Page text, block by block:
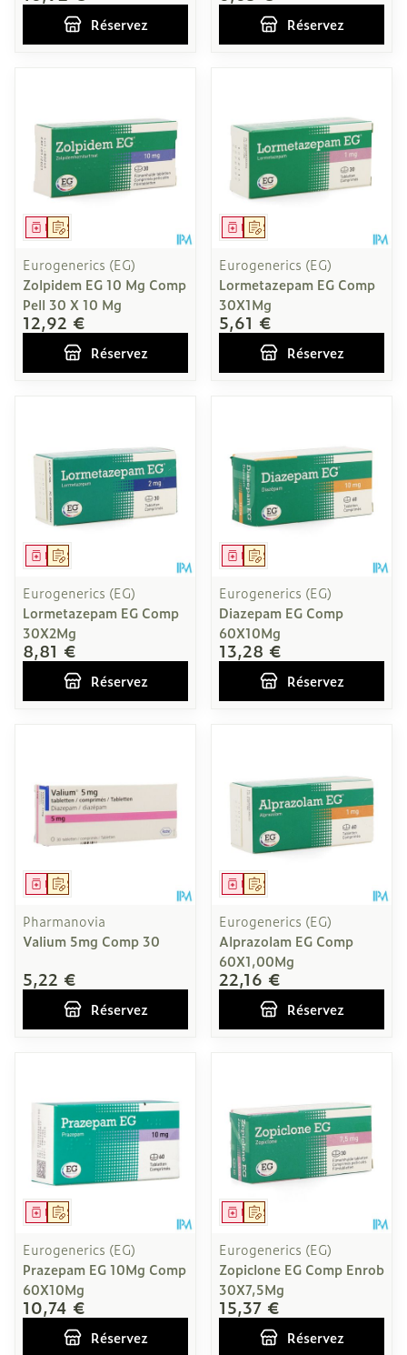
Réservez Réservez
Sur prescription
Médicament
Eurogenerics (EG)
Zolpidem EG 10 Mg Comp
Pell 30 X 10 Mg
12,92 €
Réservez
Sur prescription
Médicament
Eurogenerics (EG)
Lormetazepam EG Comp
30X1Mg
5,61 €
Réservez
Sur prescription
Médicament
Eurogenerics (EG)
Lormetazepam EG Comp
30X2Mg
8,81 €
Réservez
Sur prescription
Médicament
Eurogenerics (EG)
Diazepam EG Comp
60X10Mg
13,28 €
Réservez
Sur prescription
Médicament
Pharmanovia
Valium 5mg Comp 30
5,22 €
Réservez
Sur prescription
Médicament
Eurogenerics (EG)
Alprazolam EG Comp
60X1,00Mg
22,16 €
Réservez
Sur prescription
Médicament
Eurogenerics (EG)
Prazepam EG 10Mg Comp
60X10Mg
10,74 €
Réservez
Sur prescription
Médicament
Eurogenerics (EG)
Zopiclone EG Comp Enrob
30X7,5Mg
15,37 €
Réservez